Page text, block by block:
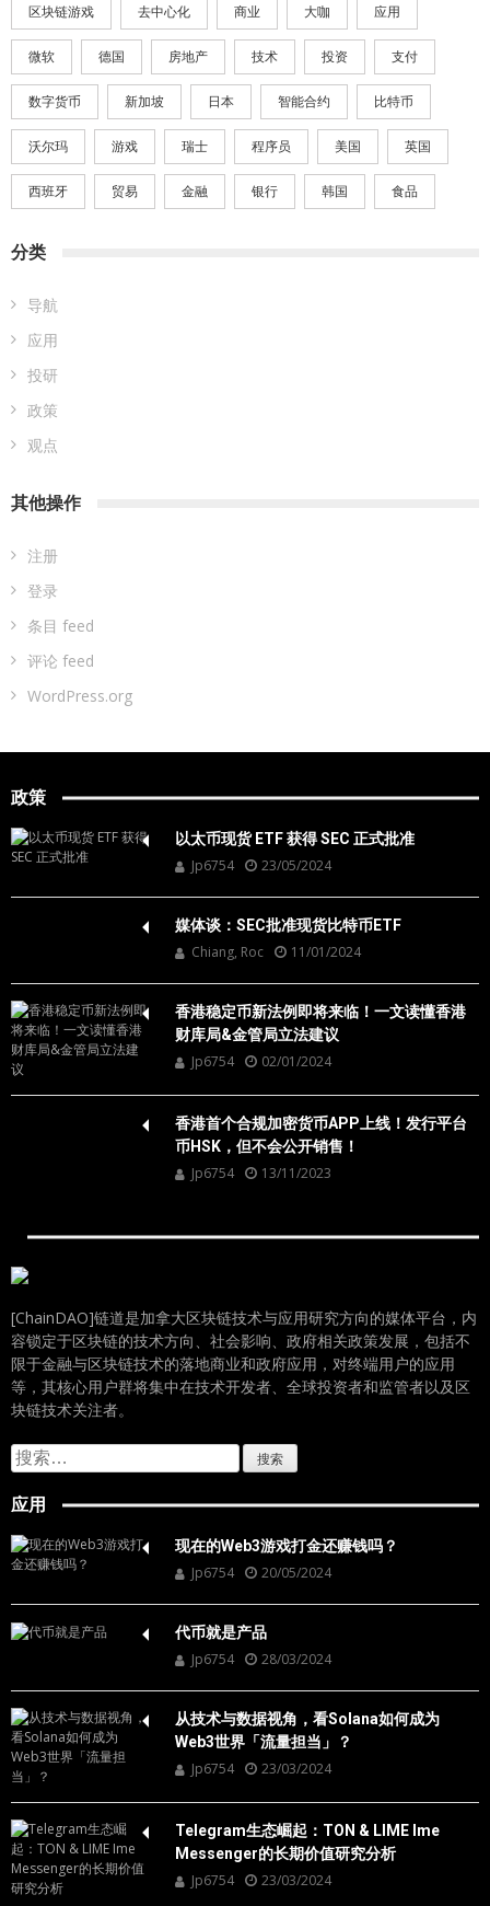
区块链游戏 去中心化 商业 大咖 应用
微软 德国 房地产 技术 投资 支付
数字货币 新加坡 日本 智能合约 比特币
沃尔玛 游戏 瑞士 程序员 美国 英国
西班牙 贸易 金融 银行 韩国 食品
分类
导航
应用
投研
政策
观点
其他操作
注册
登录
条目 feed
评论 feed
WordPress.org
政策
以太币现货 ETF 获得 SEC 正式批准
Jp6754 23/05/2024
媒体谈：SEC批准现货比特币ETF
Chiang, Roc 11/01/2024
香港稳定币新法例即将来临！一文读懂香港
财库局&金管局立法建议
Jp6754 02/01/2024
香港首个合规加密货币APP上线！发行平台
币HSK，但不会公开销售！
Jp6754 13/11/2023
[ChainDAO]链道是加拿大区块链技术与应用研究方向的媒体平台，内
容锁定于区块链的技术方向、社会影响、政府相关政策发展，包括不
限于金融与区块链技术的落地商业和政府应用，对终端用户的应用
等，其核心用户群将集中在技术开发者、全球投资者和监管者以及区
块链技术关注者。
搜
索：
应用
现在的Web3游戏打金还赚钱吗？
Jp6754 20/05/2024
代币就是产品
Jp6754 28/03/2024
从技术与数据视角，看Solana如何成为
Web3世界「流量担当」？
Jp6754 23/03/2024
Telegram生态崛起：TON & LIME Ime
Messenger的长期价值研究分析
Jp6754 23/03/2024